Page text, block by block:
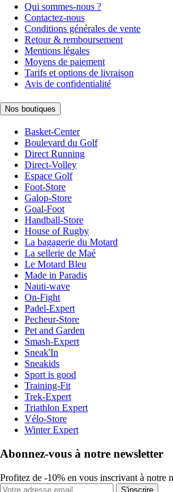
Qui sommes-nous ?
Contactez-nous
Conditions générales de vente
Retour & remboursement
Mentions légales
Moyens de paiement
Tarifs et options de livraison
Avis de confidentialité
Nos boutiques
Basket-Center
Boulevard du Golf
Direct Running
Direct-Volley
Espace Golf
Foot-Store
Galop-Store
Goal-Foot
Handball-Store
House of Rugby
La bagagerie du Motard
La sellerie de Maé
Le Motard Bleu
Made in Paradis
Nauti-wave
On-Fight
Padel-Expert
Pecheur-Store
Pet and Garden
Smash-Expert
Sneak'In
Sneakids
Sport is good
Training-Fit
Trek-Expert
Triathlon Expert
Vélo-Store
Winter Expert
Abonnez-vous à notre newsletter
Profitez de -10% en vous inscrivant à notre
S'inscrire